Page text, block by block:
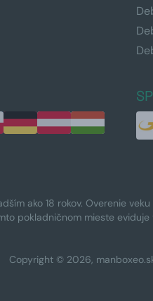
ako 18 rokov. Overenie
pokladničnom mieste eviduje
Copyright © 2026,